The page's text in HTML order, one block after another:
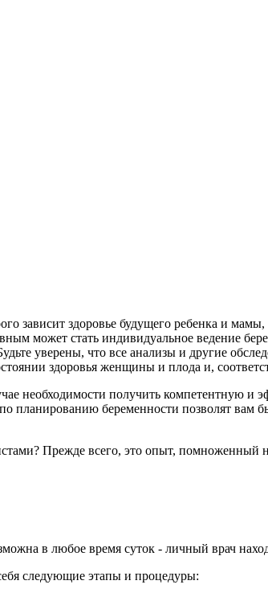
зависит здоровье будущего ребенка и
может стать индивидуальное ведение
уверены, что все анализы и другие
здоровья женщины и плода и,
необходимости получить компетентную
планированию беременности позволят
Прежде всего, это опыт,
в любое время суток - личный врач
следующие этапы и процедуры: